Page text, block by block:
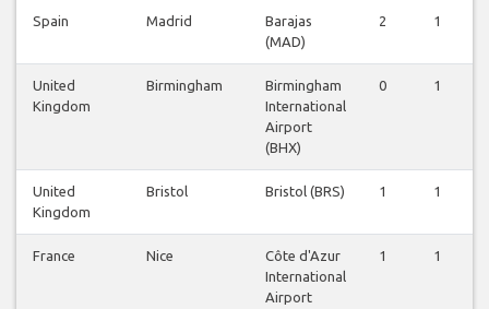
Spain Madrid
Barajas
(MAD)
2 1
United
Kingdom
Birmingham
Birmingham
International
Airport
(BHX)
0 1
United
Kingdom
Bristol Bristol (BRS) 1 1
France Nice
Côte d'Azur
International
Airport
1 1